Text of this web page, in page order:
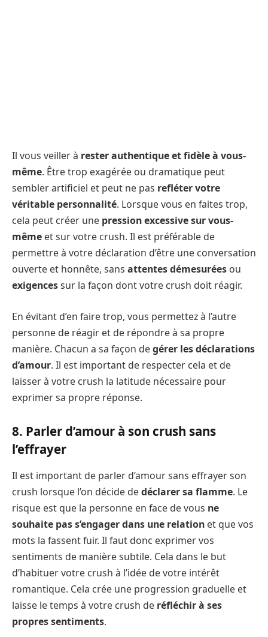
Il vous veiller à rester authentique et fidèle à vous-
même. Être trop exagérée ou dramatique peut
sembler artificiel et peut ne pas refléter votre
véritable personnalité. Lorsque vous en faites trop,
cela peut créer une pression excessive sur vous-
même et sur votre crush. Il est préférable de
permettre à votre déclaration d’être une conversation
ouverte et honnête, sans attentes démesurées ou
exigencessur la façon dont votre crush doit réagir.
En évitant d’en faire trop, vous permettez à l’autre
personne de réagir et de répondre à sa propre
manière. Chacun a sa façon degérer les déclarations
d’amour. Il est important de respecter cela et de
laisser à votre crush la latitude nécessaire pour
exprimer sa propre réponse.
8. Parler d’amour à son crush sans
l’effrayer
Il est important de parler d’amour sans effrayer son
crush lorsque l’on décide dedéclarer sa flamme. Le
risque est que la personne en face de vous ne
souhaite pas s’engager dans une relation et que vos
mots la fassent fuir. Il faut donc exprimer vos
sentiments de manière subtile. Cela dans le but
d’habituer votre crush à l’idée de votre intérêt
romantique. Cela crée une progression graduelle et
laisse le temps à votre crush de réfléchir à ses
propres sentiments.